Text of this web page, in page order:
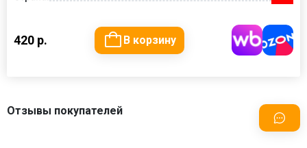
420 р. В корзину
Отзывы покупателей